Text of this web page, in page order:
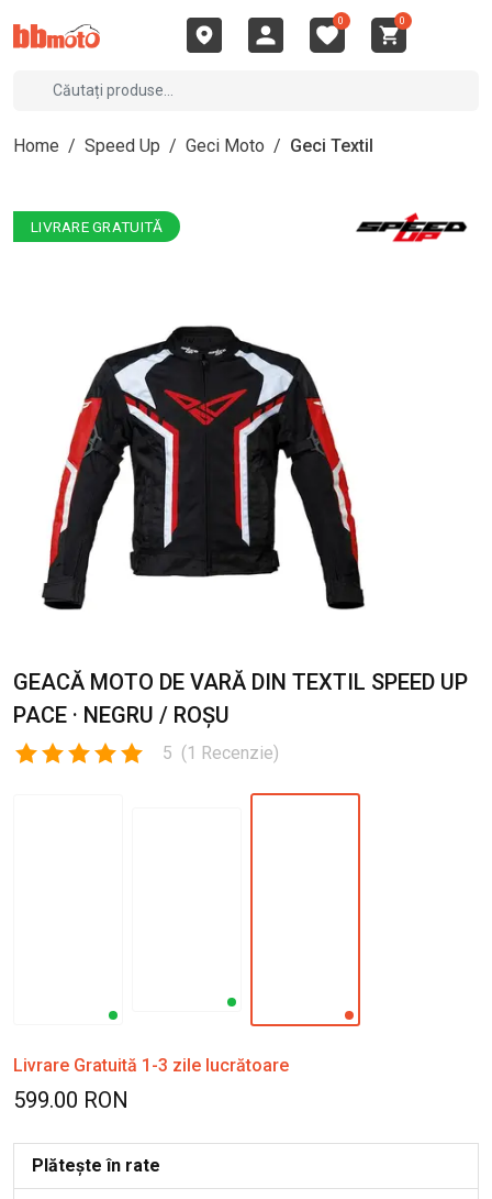
0 0
Home / Speed Up / Geci Moto / Geci Textil
LIVRARE GRATUITĂ
GEACĂ MOTO DE VARĂ DIN TEXTIL SPEED UP
PACE · NEGRU / ROȘU
5 (1 Recenzie)
Livrare Gratuită 1-3 zile lucrătoare
599.00 RON
Plătește în rate